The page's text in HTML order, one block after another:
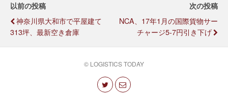
以前の投稿
神奈川県大和市で平屋建て
313坪、最新空き倉庫
次の投稿
NCA、17年1月の国際貨物サー
チャージ5-7円引き下げ
© LOGISTICS TODAY